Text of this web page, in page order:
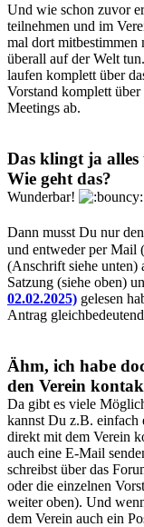
Und wie schon zuvor
teilnehmen und im
mal dort mitbestimmen
überall auf der Welt
laufen komplett über
Vorstand komplett
Meetings ab.
Das klingt ja
Wie geht das?
Wunderbar!
Dann musst Du nur
und entweder per Mail (
(Anschrift siehe unten)
Satzung (siehe oben)
02.02.2025) gelesen
Antrag
Ähm, ich habe
den Verein
Da gibt es viele
kannst Du z.B. einfach
direkt mit dem Verein
auch eine E-Mail
schreibst über das
oder die einzelnen
weiter oben). Und
dem Verein auch ein